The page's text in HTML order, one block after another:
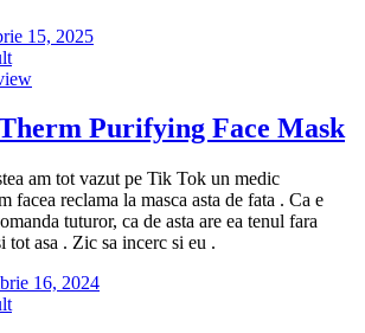
15, 2025
Purifying Face Mask
am tot vazut pe Tik Tok un medic
facea reclama la masca asta de fata . Ca e
tuturor, ca de asta are ea tenul fara
tot asa . Zic sa incerc si eu .
16, 2024